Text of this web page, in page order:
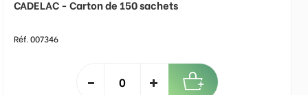
CADELAC - Carton de 150 sachets
Réf. 007346